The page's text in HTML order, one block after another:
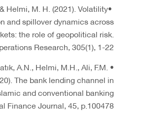
Helmi, M. H. (2021). Volatility
and spillover dynamics across
the role of geopolitical risk.
Research, 305(1), 1-22
A.N., Helmi, M.H., Ali, F.M.
The bank lending channel in
and conventional banking
Finance Journal, 45, p.100478.